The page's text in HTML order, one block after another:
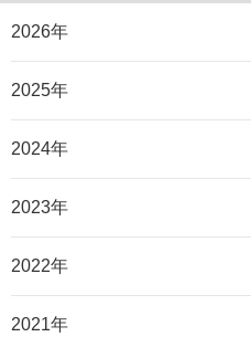
2026年
2025年
2024年
2023年
2022年
2021年